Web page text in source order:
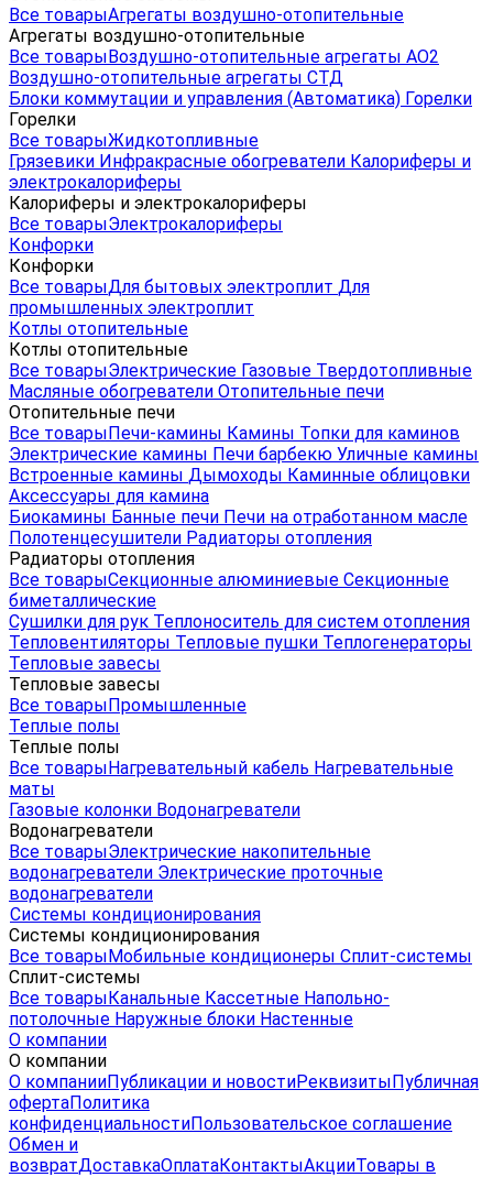
Все товарыАгрегаты воздушно-отопительные
Агрегаты воздушно-отопительные
Все товарыВоздушно-отопительные агрегаты АО2
Воздушно-отопительные агрегаты СТД
Блоки коммутации и управления (Автоматика) Горелки
Горелки
Все товарыЖидкотопливные
Грязевики Инфракрасные обогреватели Калориферы и
электрокалориферы
Калориферы и электрокалориферы
Все товарыЭлектрокалориферы
Конфорки
Конфорки
Все товарыДля бытовых электроплит Для
промышленных электроплит
Котлы отопительные
Котлы отопительные
Все товарыЭлектрические Газовые Твердотопливные
Масляные обогреватели Отопительные печи
Отопительные печи
Все товарыПечи-камины Камины Топки для каминов
Электрические камины Печи барбекю Уличные камины
Встроенные камины Дымоходы Каминные облицовки
Аксессуары для камина
Биокамины Банные печи Печи на отработанном масле
Полотенцесушители Радиаторы отопления
Радиаторы отопления
Все товарыСекционные алюминиевые Секционные
биметаллические
Сушилки для рук Теплоноситель для систем отопления
Тепловентиляторы Тепловые пушки Теплогенераторы
Тепловые завесы
Тепловые завесы
Все товарыПромышленные
Теплые полы
Теплые полы
Все товарыНагревательный кабель Нагревательные
маты
Газовые колонки Водонагреватели
Водонагреватели
Все товарыЭлектрические накопительные
водонагреватели Электрические проточные
водонагреватели
Системы кондиционирования
Системы кондиционирования
Все товарыМобильные кондиционеры Сплит-системы
Сплит-системы
Все товарыКанальные Кассетные Напольно-
потолочные Наружные блоки Настенные
О компании
О компании
О компанииПубликации и новостиРеквизитыПубличная
офертаПолитика
конфиденциальностиПользовательское соглашение
Обмен и
возвратДоставкаОплатаКонтактыАкцииТовары в